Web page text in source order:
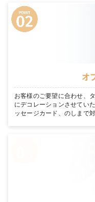
オ
お客様のご要望に合わせ、
にデコレーションさせてい
ッセージカード、のしまで対